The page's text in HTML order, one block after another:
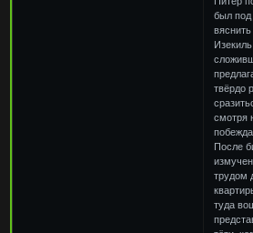
был
твёрдо
смотря
После
трудом
туда